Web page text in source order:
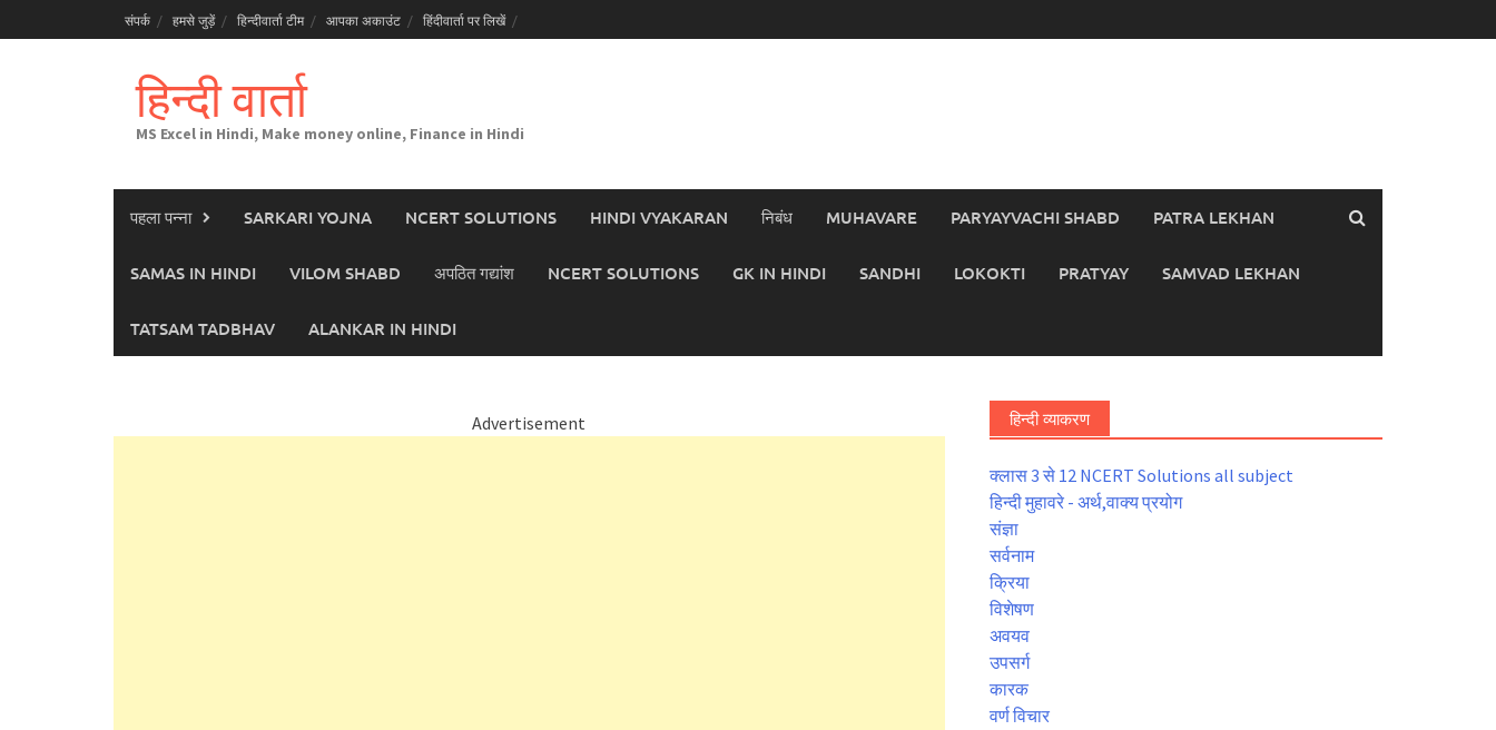
to
संपर्क हमसे जुड़ें हिन्दीवार्ता टीम आपका अकाउंट हिंदीवार्ता पर लिखें
हिन्दी वार्ता
MS Excel in Hindi, Make money online, Finance in Hindi
पहला पन्ना SARKARI YOJNA NCERT SOLUTIONS HINDI VYAKARAN निबंध MUHAVARE PARYAYVACHI SHABD PATRA LEKHAN
SAMAS IN HINDI VILOM SHABD अपठित गद्यांश NCERT SOLUTIONS GK IN HINDI SANDHI LOKOKTI PRATYAY SAMVAD LEKHAN
TATSAM TADBHAV ALANKAR IN HINDI
Advertisement हिन्दी व्याकरण
क्लास 3 से 12 NCERT Solutions all subject
हिन्दी मुहावरे - अर्थ,वाक्य प्रयोग
संज्ञा
सर्वनाम
क्रिया
विशेषण
अवयव
उपसर्ग
कारक
वर्ण विचार